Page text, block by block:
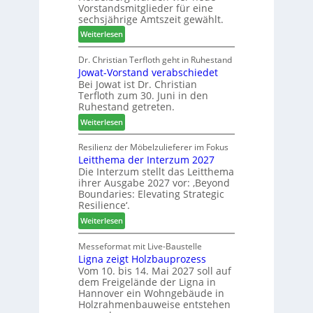
e
n
P
r
o
u
k
t
s
u
c
e
e
r
t
N
a
c
h
b
e
s
e
r
u
n
g
e
n
Vorstandsmitglieder für eine
sechsjährige Amtszeit gewählt.
Weiterlesen:
V
e
r
s
a
m
m
l
u
n
g
:
N
e
u
e
r
V
o
r
t
Dr. Christian Terfloth geht in Ruhestand
Jowat-Vorstand verabschiedet
Bei Jowat ist Dr. Christian
Terfloth zum 30. Juni in den
Ruhestand getreten.
Weiterlesen:
J
o
w
a
t
-
V
o
r
s
t
a
n
d
v
Resilienz der Möbelzulieferer im Fokus
Leitthema der Interzum 2027
Die Interzum stellt das Leitthema
ihrer Ausgabe 2027 vor: ‚Beyond
Boundaries: Elevating Strategic
Resilience‘.
Weiterlesen:
L
e
i
t
t
h
e
Messeformat mit Live-Baustelle
Ligna zeigt Holzbauprozess
Vom 10. bis 14. Mai 2027 soll auf
dem Freigelände der Ligna in
Hannover ein Wohngebäude in
Holzrahmenbauweise entstehen